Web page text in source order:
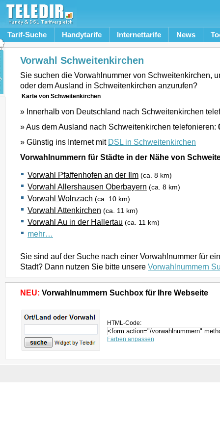
Tarif-Suche Handytarife Internettarife News
Vorwahl Schweitenkirchen
Sie suchen die Vorwahlnummer von Schweitenkirchen,
oder dem Ausland in Schweitenkirchen anzurufen?
Karte von Schweitenkirchen
» Innerhalb von Deutschland nach Schweitenkirchen
» Aus dem Ausland nach Schweitenkirchen telefonieren:
» Günstig ins Internet mit DSL in Schweitenkirchen
Vorwahlnummern für Städte in der Nähe von
Vorwahl Pfaffenhofen an der Ilm (ca. 8 km)
Vorwahl Allershausen Oberbayern (ca. 8 km)
Vorwahl Wolnzach (ca. 10 km)
Vorwahl Attenkirchen (ca. 11 km)
Vorwahl Au in der Hallertau (ca. 11 km)
mehr…
Sie sind auf der Suche nach einer Vorwahlnummer für
Stadt? Dann nutzen Sie bitte unsere Vorwahlnummern
NEU: Vorwahlnummern Suchbox für Ihre Webseite
HTML-Code:
Farben anpassen